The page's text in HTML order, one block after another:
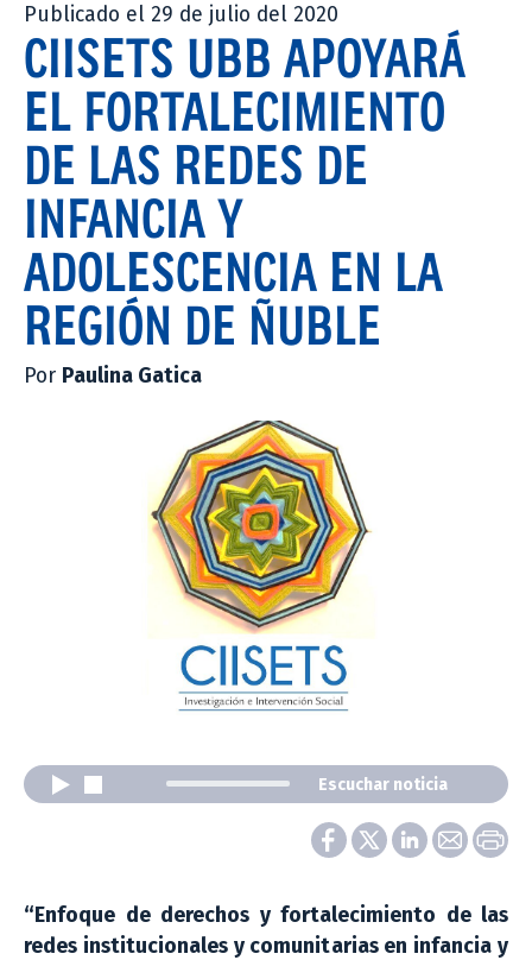
Publicado el 29 de julio del 2020
CIISETS UBB APOYARÁ
EL FORTALECIMIENTO
DE LAS REDES DE
INFANCIA Y
ADOLESCENCIA EN LA
REGIÓN DE ÑUBLE
Por Paulina Gatica
Escuchar noticia
“Enfoque de derechos y fortalecimiento de las
redes institucionales y comunitarias en infancia y